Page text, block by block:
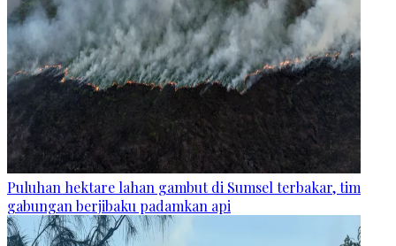
Puluhan hektare lahan gambut di Sumsel terbakar, tim
gabungan berjibaku padamkan api